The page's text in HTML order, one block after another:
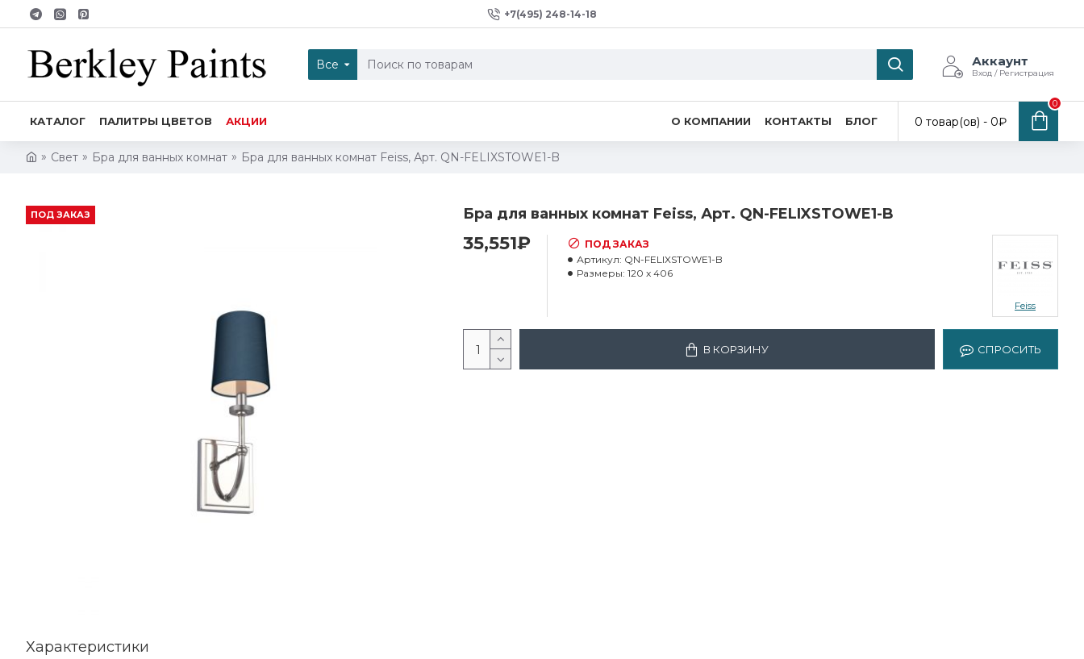
+7(495) 248-14-18
Все Аккаунт
Вход / Регистрация
КАТАЛОГ ПАЛИТРЫ ЦВЕТОВ АКЦИИ О КОМПАНИИ КОНТАКТЫ БЛОГ 0 товар(ов) - 0₽
0
Свет Бра для ванных комнат Бра для ванных комнат Feiss, Арт. QN-FELIXSTOWE1-B
ПОД ЗАКАЗ Бра для ванных комнат Feiss, Арт. QN-FELIXSTOWE1-B
35,551₽
ПОД ЗАКАЗ
Артикул: QN-FELIXSTOWE1-B
Размеры: 120 x 406
Feiss
В КОРЗИНУ СПРОСИТЬ
Характеристики